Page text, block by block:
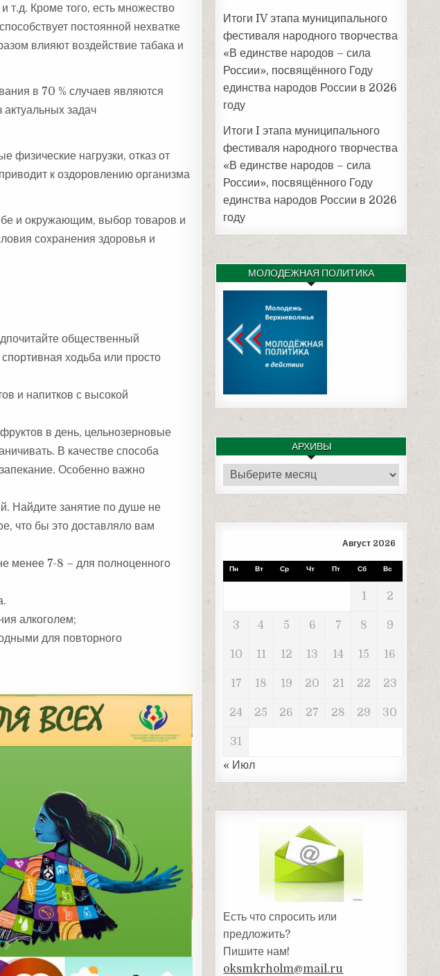
т.д. Кроме того, есть множество
постоянной нехватке
влияют воздействие табака и
в 70 % случаев являются
задач
физические нагрузки, отказ от
к оздоровлению организма
и окружающим, выбор товаров и
сохранения здоровья и
общественный
ходьба или просто
и напитков с высокой
в день, цельнозерновые
В качестве способа
Особенно важно
Найдите занятие по душе не
что бы это доставляло вам
менее 7-8 – для полноценного
алкоголем;
для повторного
Итоги IV этапа муниципального
фестиваля народного творчества
«В единстве народов – сила
России», посвящённого Году
единства народов России в 2026
году
Итоги I этапа муниципального
фестиваля народного творчества
«В единстве народов – сила
России», посвящённого Году
единства народов России в 2026
году
МОЛОДЕЖНАЯ ПОЛИТИКА
АРХИВЫ
Архивы
Август 2026
Пн Вт Ср Чт Пт Сб Вс
1 2
3 4 5 6 7 8 9
10 11 12 13 14 15 16
17 18 19 20 21 22 23
24 25 26 27 28 29 30
31
« Июл
Есть что спросить или
предложить?
Пишите нам!
oksmkrholm@mail.ru